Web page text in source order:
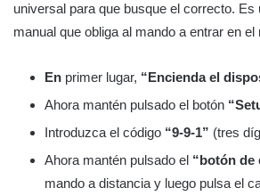
universal para que busque el correcto. Es
manual que obliga al mando a entrar en
En primer lugar, “Encienda el
Ahora mantén pulsado el botón
Introduzca el código “9-9-1” (tres
Ahora mantén pulsado el “botón de
mando a distancia y luego pulsa el